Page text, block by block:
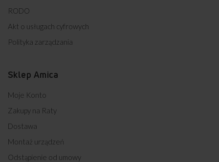
RODO
Akt o usługach cyfrowych
Polityka zarządzania
Sklep Amica
Moje Konto
Zakupy na Raty
Dostawa
Montaż urządzeń
Odstąpienie od umowy